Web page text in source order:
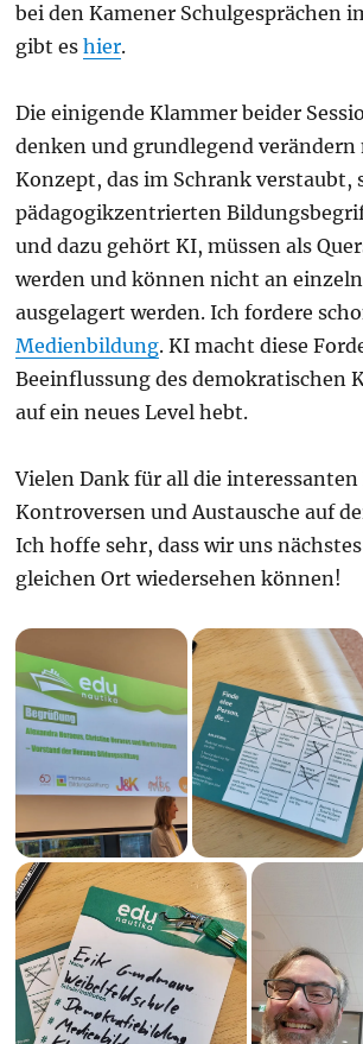
bei den Kamener Schulgesprächen
gibt es hier.
Die einigende Klammer beider
denken und grundlegend
Konzept, das im Schrank
pädagogikzentrierten
und dazu gehört KI, müssen als
werden und können nicht an
ausgelagert werden. Ich fordere
Medienbildung. KI macht diese
Beeinflussung des demokratischen
auf ein neues Level hebt.
Vielen Dank für all die
Kontroversen und Austausche auf
Ich hoffe sehr, dass wir uns
gleichen Ort wiedersehen können!